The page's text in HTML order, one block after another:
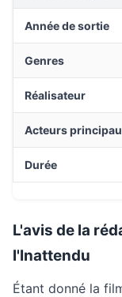
Année de sortie
Genres
Réalisateur
Acteurs
Durée
L'avis de la
l'Inattendu
Étant donné la